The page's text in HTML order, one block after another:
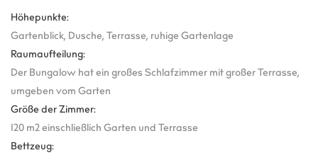
Höhepunkte:
Gartenblick, Dusche, Terrasse, ruhige Gartenlage
Raumaufteilung:
Der Bungalow hat ein großes Schlafzimmer mit großer Terrasse,
umgeben vom Garten
Größe der Zimmer:
120 m2 einschließlich Garten und Terrasse
Bettzeug: